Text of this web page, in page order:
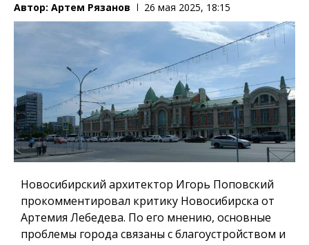
Автор: Артем Рязанов 26 мая 2025, 18:15
Новосибирский архитектор Игорь Поповский
прокомментировал критику Новосибирска от
Артемия Лебедева. По его мнению, основные
проблемы города связаны с благоустройством и